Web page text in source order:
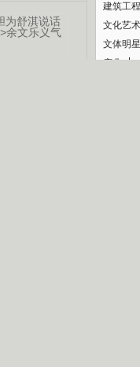
建筑工程
文化艺术
文体明星
庆典